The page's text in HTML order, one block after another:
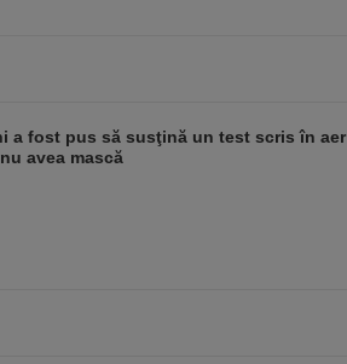
a fost pus să susţină un test scris în aer
avea mască